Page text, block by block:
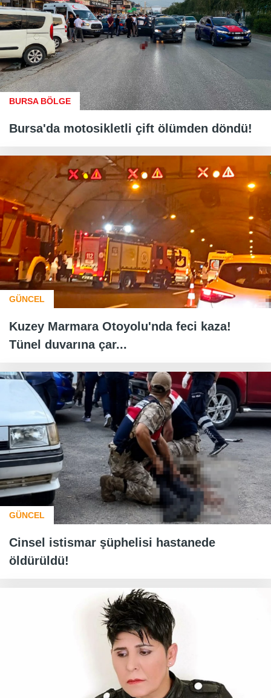
BURSA BÖLGE
Bursa'da motosikletli çift ölümden döndü!
GÜNCEL
Kuzey Marmara Otoyolu'nda feci kaza!
Tünel duvarına çar...
GÜNCEL
Cinsel istismar şüphelisi hastanede
öldürüldü!